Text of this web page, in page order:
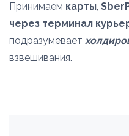
Принимаем карты,
через терминал
подразумевает
взвешивания.